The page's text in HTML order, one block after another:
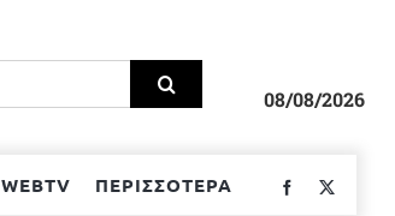
08/08/2026
WEBTV ΠΕΡΙΣΣΟΤΕΡΑ Facebook